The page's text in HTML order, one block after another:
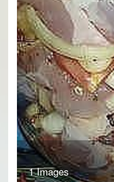
1 Images